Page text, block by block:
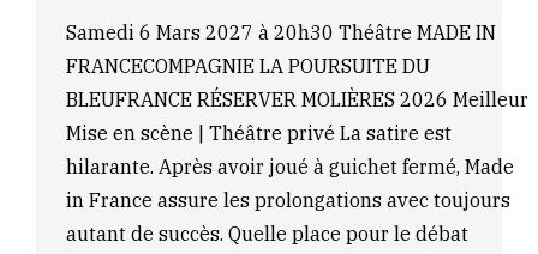
Samedi 6 Mars 2027 à 20h30 Théâtre MADE IN
FRANCECOMPAGNIE LA POURSUITE DU
BLEUFRANCE RÉSERVER MOLIÈRES 2026 Meilleur
Mise en scène | Théâtre privé La satire est
hilarante. Après avoir joué à guichet fermé, Made
in France assure les prolongations avec toujours
autant de succès. Quelle place pour le débat